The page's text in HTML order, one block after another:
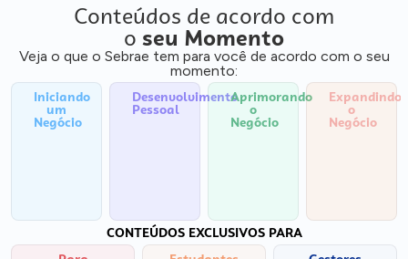
Conteúdos de acordo com
o seu Momento
Veja o que o Sebrae tem para você de acordo com o seu
momento:
Iniciando
um
Negócio
Desenvolvimento
Pessoal
Aprimorando
o
Negócio
Expandindo
o
Negócio
CONTEÚDOS EXCLUSIVOS PARA